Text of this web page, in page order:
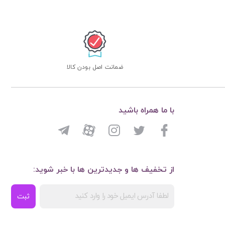
ضمانت اصل بودن کالا
از تخفیف ها و جدیدترین ها با خبر شوید:
ثبت
با ما همراه باشید